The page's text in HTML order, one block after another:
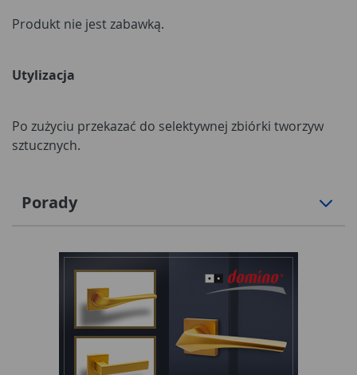
Produkt nie jest zabawką.
Utylizacja
Po zużyciu przekazać do selektywnej zbiórki tworzyw
sztucznych.
Porady